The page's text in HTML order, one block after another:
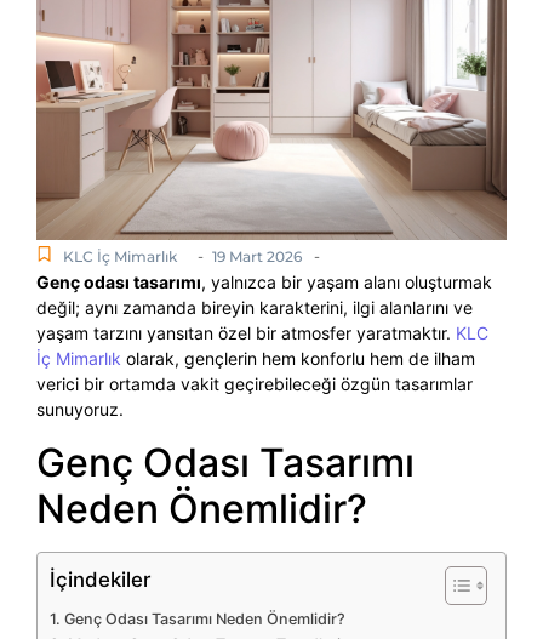
KLC İç Mimarlık - 19 Mart 2026 -
Genç odası tasarımı, yalnızca bir yaşam alanı oluşturmak
değil; aynı zamanda bireyin karakterini, ilgi alanlarını ve
yaşam tarzını yansıtan özel bir atmosfer yaratmaktır. KLC
İç Mimarlık olarak, gençlerin hem konforlu hem de ilham
verici bir ortamda vakit geçirebileceği özgün tasarımlar
sunuyoruz.
Genç Odası Tasarımı
Neden Önemlidir?
İçindekiler
Genç Odası Tasarımı Neden Önemlidir?